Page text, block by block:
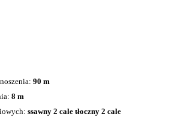
90 m
8 m
ssawny 2 cale tłoczny 2 cale